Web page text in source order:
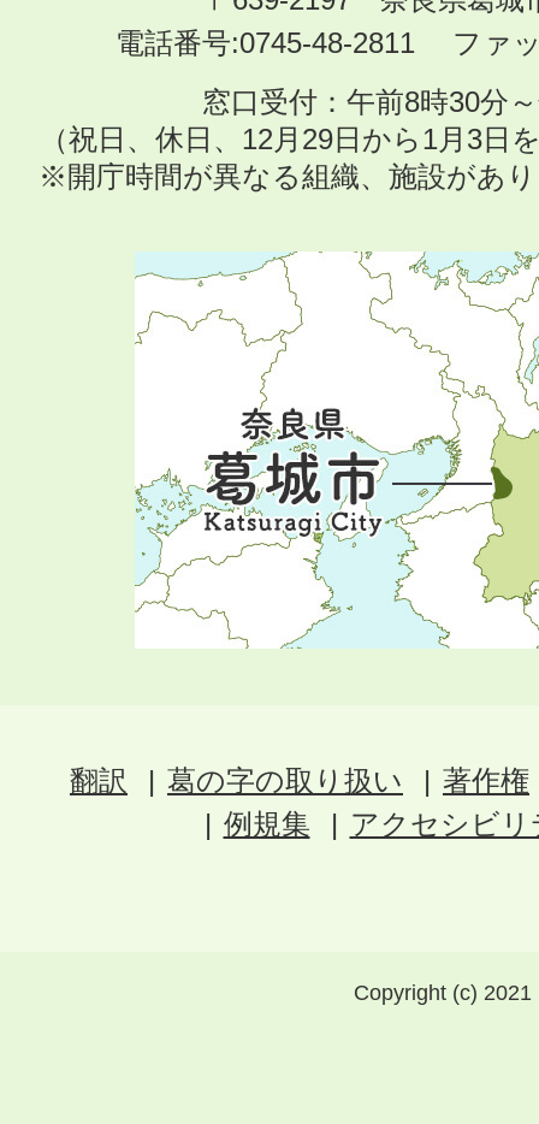
電話番号:0745-48-2811 ファ
窓口受付：午前8時30分
（祝日、休日、12月29日から1月3日
※開庁時間が異なる組織、施設があ
翻訳 葛の字の取り扱い
著作権
例規集
アクセシビ
Copyright (c)